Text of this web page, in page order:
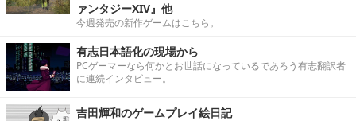
ァンタジーXIV』他
今週発売の新作ゲームはこちら。
有志日本語化の現場から
PCゲーマーなら何かとお世話になっているであろう有志翻訳者
に連続インタビュー。
吉田輝和のゲームプレイ絵日記